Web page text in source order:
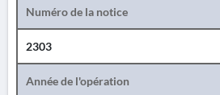
Numéro de la notice
2303
Année de l'opération